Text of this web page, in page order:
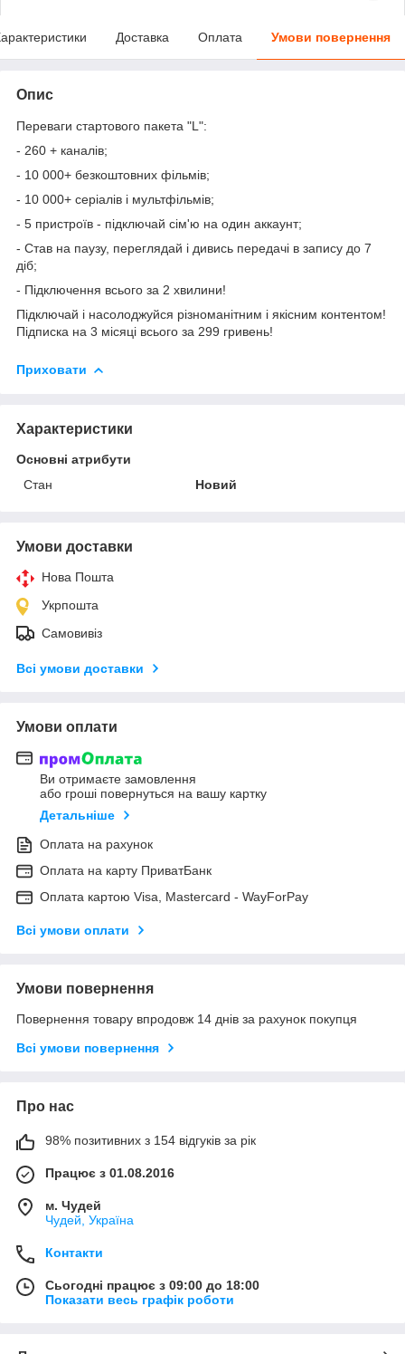
Доставка Оплата Умови повернення
Опис
Переваги стартового пакета "L":
- 260 + каналів;
- 10 000+ безкоштовних фільмів;
- 10 000+ серіалів і мультфільмів;
- 5 пристроїв - підключай сім'ю на один аккаунт;
- Став на паузу, переглядай і дивись передачі в запису до 7
діб;
- Підключення всього за 2 хвилини!
Підключай і насолоджуйся різноманітним і якісним контентом!
Підписка на 3 місяці всього за 299 гривень!
Приховати
Характеристики
Основні атрибути
Стан
Новий
Умови доставки
Нова Пошта
Укрпошта
Самовивіз
Всі умови доставки
Умови оплати
Ви отримаєте замовлення
або гроші повернуться на вашу картку
Детальніше
Оплата на рахунок
Оплата на карту ПриватБанк
Оплата картою Visa, Mastercard - WayForPay
Всі умови оплати
Умови повернення
Повернення товару впродовж 14 днів за рахунок покупця
Всі умови повернення
Про нас
98% позитивних з 154 відгуків за рік
Працює з 01.08.2016
м. Чудей
Чудей, Україна
Контакти
Сьогодні працює з 09:00 до 18:00
Показати весь графік роботи